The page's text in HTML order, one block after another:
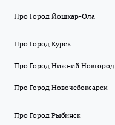
Про Город Йошкар-Ола
Про Город Курск
Про Город Нижний Новгород
Про Город Новочебоксарск
Про Город Рыбинск